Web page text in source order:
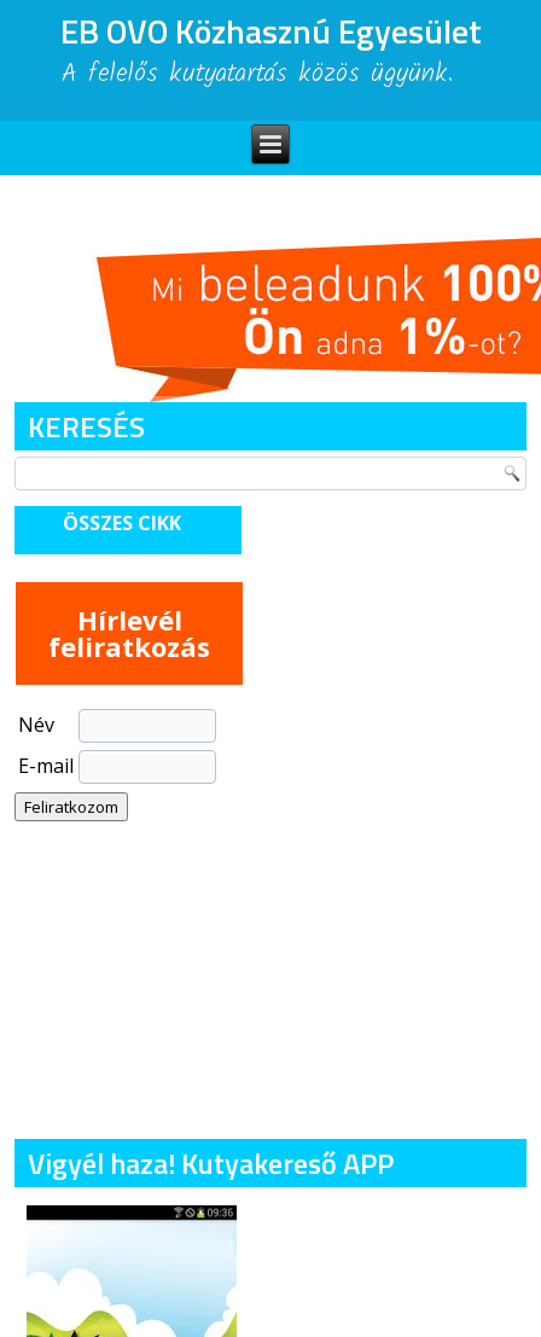
EB OVO Közhasznú Egyesület
A felelős kutyatartás közös ügyünk.
KERESÉS
ÖSSZES CIKK
Hírlevél
feliratkozás
Név
E-mail
Vigyél haza! Kutyakereső APP